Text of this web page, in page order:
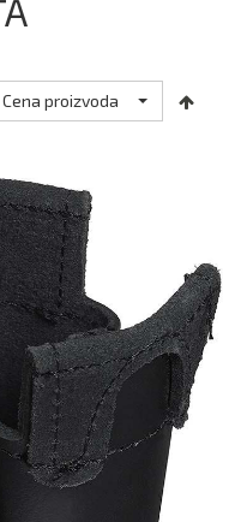
Cena proizvoda